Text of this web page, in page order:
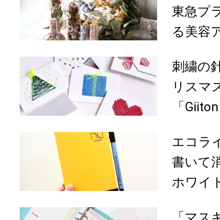
東急プ
る美容
刺繍の
リスマ
「
エコラ
書いて
ホワイ
「マ